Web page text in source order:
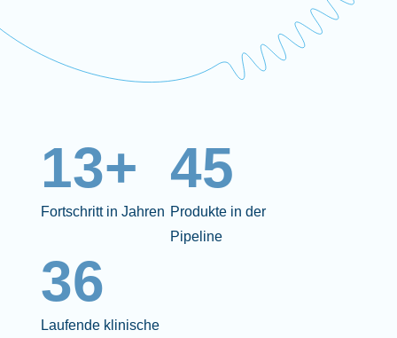
13+
Fortschritt in Jahren
45
Produkte in der
Pipeline
36
Laufende klinische